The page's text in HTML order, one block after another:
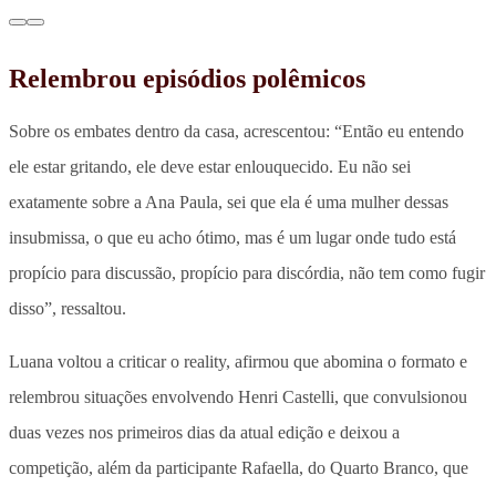
Relembrou episódios polêmicos
Sobre os embates dentro da casa, acrescentou: “Então eu entendo
ele estar gritando, ele deve estar enlouquecido. Eu não sei
exatamente sobre a Ana Paula, sei que ela é uma mulher dessas
insubmissa, o que eu acho ótimo, mas é um lugar onde tudo está
propício para discussão, propício para discórdia, não tem como fugir
disso”, ressaltou.
Luana voltou a criticar o reality, afirmou que abomina o formato e
relembrou situações envolvendo Henri Castelli, que convulsionou
duas vezes nos primeiros dias da atual edição e deixou a
competição, além da participante Rafaella, do Quarto Branco, que